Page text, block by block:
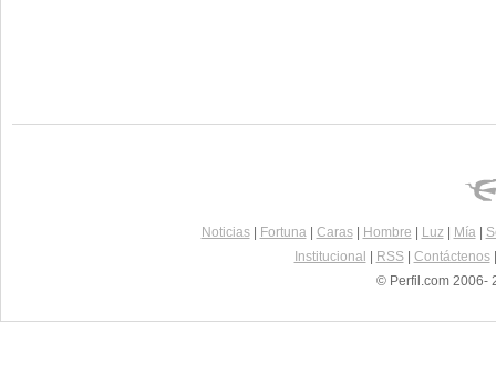
Noticias| Fortuna| Caras| Hombre Luz| Mía|
Institucional
RSS| Contáctenos
© Perfil.com 2006-